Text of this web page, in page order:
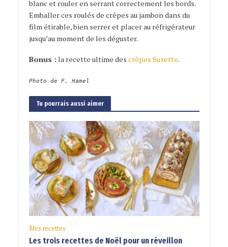
blanc et rouler en serrant correctement les bords.
Emballer ces roulés de crêpes au jambon dans du
film étirable, bien serrer et placer au réfrigérateur
jusqu’au moment de les déguster.
Bonus : la recette ultime des crêpes Suzette.
Photo de F. Hamel
Tu pourrais aussi aimer
Mes recettes
Les trois recettes de Noël pour un réveillon